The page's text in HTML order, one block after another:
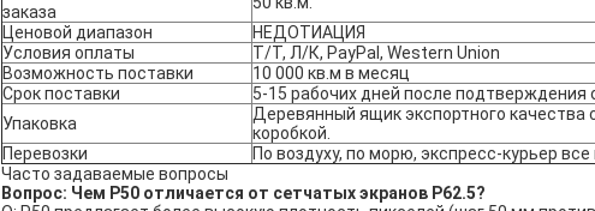
заказа
Ценовой диапазон
НЕДОТИАЦИЯ
Условия оплаты
Т/Т, Л/К, PayPal, Western Union
Возможность поставки
10 000 кв.м в месяц
Срок поставки
5-15 рабочих дней после подтверждения
Упаковка
Деревянный ящик экспортного качества
коробкой.
Перевозки
По воздуху, по морю, экспресс-курьер
Часто задаваемые вопросы
Вопрос: Чем P50 отличается от сетчатых экранов P62.5?